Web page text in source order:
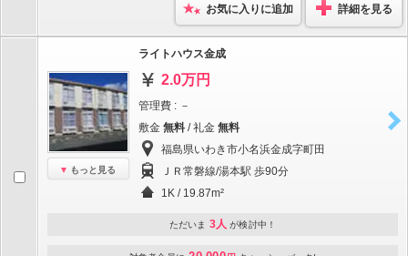
お気に入りに追加 詳細を見る
もっと見る
ライトハウス金成
2.0万円
管理費 : －
敷金 無料 / 礼金 無料
福島県いわき市小名浜金成字町田
ＪＲ常磐線/湯本駅 歩90分
1K / 19.87m²
ただいま 3人 が検討中！